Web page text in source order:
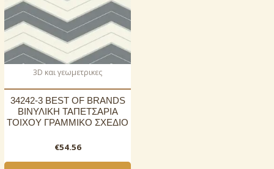
3D και γεωμετρικες
34242-3 BEST OF BRANDS
ΒΙΝΥΛΙΚΗ ΤΑΠΕΤΣΑΡΙΑ
ΤΟΙΧΟΥ ΓΡΑΜΜΙΚΟ ΣΧΕΔΙΟ
€54.56